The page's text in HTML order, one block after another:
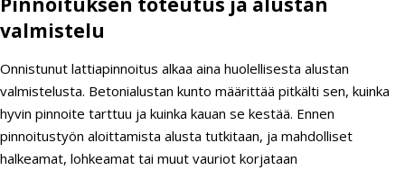
valmistelu
Onnistunut lattiapinnoitus alkaa aina huolellisesta alustan
valmistelusta. Betonialustan kunto määrittää pitkälti sen, kuinka
hyvin pinnoite tarttuu ja kuinka kauan se kestää. Ennen
pinnoitustyön aloittamista alusta tutkitaan, ja mahdolliset
halkeamat, lohkeamat tai muut vauriot korjataan